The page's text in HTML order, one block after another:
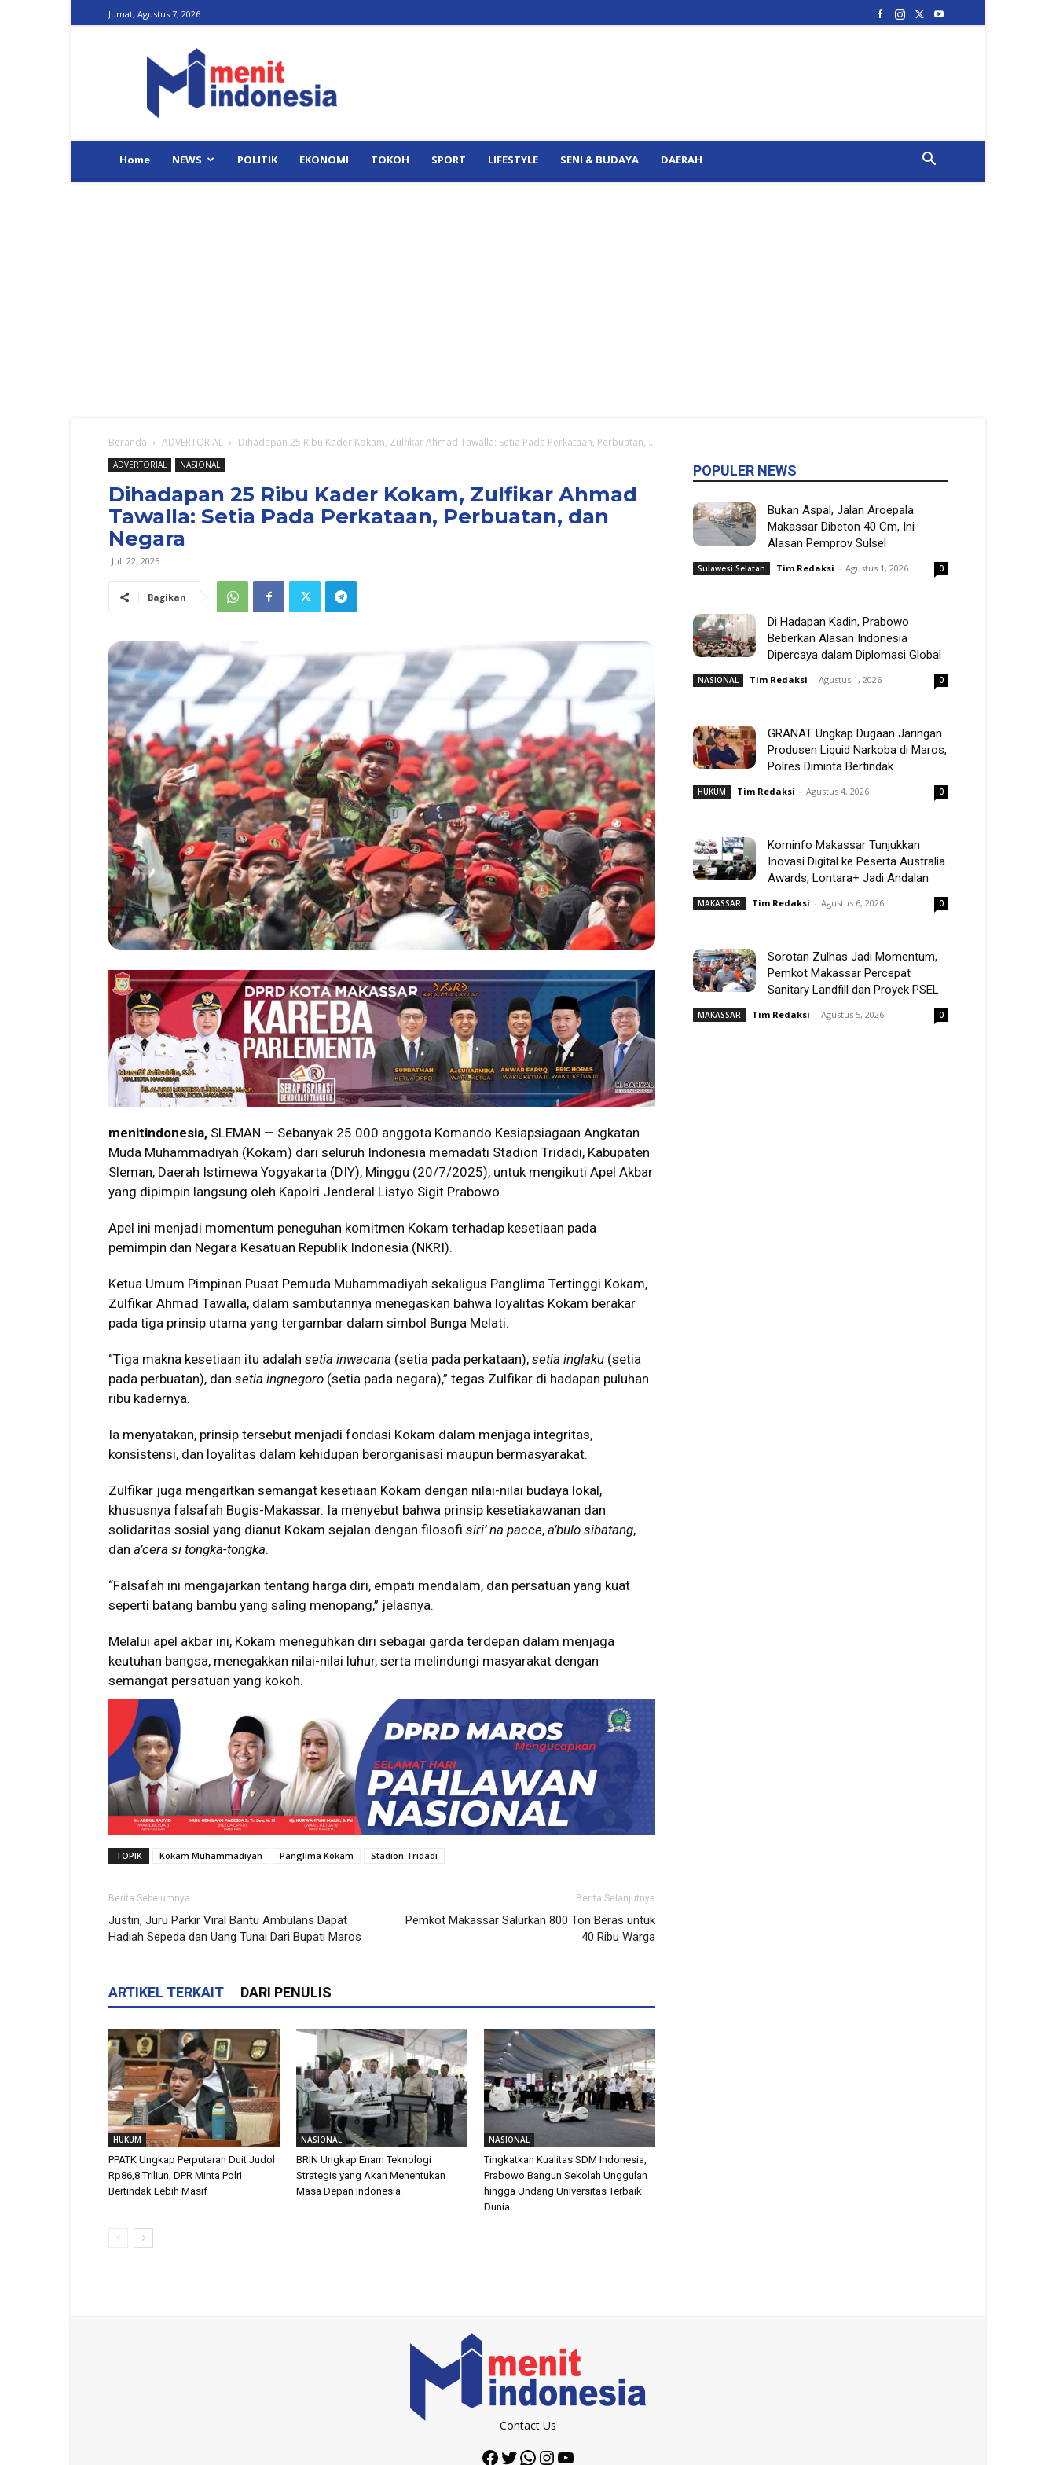
Jumat, Agustus 7, 2026
Indonesia
Home NEWS POLITIK EKONOMI TOKOH SPORT LIFESTYLE SENI & BUDAYA DAERAH
Beranda ADVERTORIAL Dihadapan 25 Ribu Kader Kokam, Zulfikar Ahmad Tawalla: Setia Pada Perkataan, Perbuatan,...
ADVERTORIAL NASIONAL
Dihadapan 25 Ribu Kader Kokam, Zulfikar Ahmad
Tawalla: Setia Pada Perkataan, Perbuatan, dan
Negara
Juli 22, 2025
Bagikan
menitindonesia, SLEMAN — Sebanyak 25.000 anggota Komando Kesiapsiagaan Angkatan
Muda Muhammadiyah (Kokam) dari seluruh Indonesia memadati Stadion Tridadi, Kabupaten
Sleman, Daerah Istimewa Yogyakarta (DIY), Minggu (20/7/2025), untuk mengikuti Apel Akbar
yang dipimpin langsung oleh Kapolri Jenderal Listyo Sigit Prabowo.
Apel ini menjadi momentum peneguhan komitmen Kokam terhadap kesetiaan pada
pemimpin dan Negara Kesatuan Republik Indonesia (NKRI).
Ketua Umum Pimpinan Pusat Pemuda Muhammadiyah sekaligus Panglima Tertinggi Kokam,
Zulfikar Ahmad Tawalla, dalam sambutannya menegaskan bahwa loyalitas Kokam berakar
pada tiga prinsip utama yang tergambar dalam simbol Bunga Melati.
“Tiga makna kesetiaan itu adalah setia inwacana (setia pada perkataan), setia inglaku (setia
pada perbuatan), dan setia ingnegoro (setia pada negara),” tegas Zulfikar di hadapan puluhan
ribu kadernya.
Ia menyatakan, prinsip tersebut menjadi fondasi Kokam dalam menjaga integritas,
konsistensi, dan loyalitas dalam kehidupan berorganisasi maupun bermasyarakat.
Zulfikar juga mengaitkan semangat kesetiaan Kokam dengan nilai-nilai budaya lokal,
khususnya falsafah Bugis-Makassar. Ia menyebut bahwa prinsip kesetiakawanan dan
solidaritas sosial yang dianut Kokam sejalan dengan filosofi siri’ na pacce, a’bulo sibatang,
dan a’cera si tongka-tongka.
“Falsafah ini mengajarkan tentang harga diri, empati mendalam, dan persatuan yang kuat
seperti batang bambu yang saling menopang,” jelasnya.
Melalui apel akbar ini, Kokam meneguhkan diri sebagai garda terdepan dalam menjaga
keutuhan bangsa, menegakkan nilai-nilai luhur, serta melindungi masyarakat dengan
semangat persatuan yang kokoh.
TOPIK Kokam Muhammadiyah Panglima Kokam Stadion Tridadi
Berita Sebelumnya
Justin, Juru Parkir Viral Bantu Ambulans Dapat
Hadiah Sepeda dan Uang Tunai Dari Bupati Maros
Berita Selanjutnya
Pemkot Makassar Salurkan 800 Ton Beras untuk
40 Ribu Warga
ARTIKEL TERKAIT DARI PENULIS
HUKUM
PPATK Ungkap Perputaran Duit Judol
Rp86,8 Triliun, DPR Minta Polri
Bertindak Lebih Masif
NASIONAL
BRIN Ungkap Enam Teknologi
Strategis yang Akan Menentukan
Masa Depan Indonesia
NASIONAL
Tingkatkan Kualitas SDM Indonesia,
Prabowo Bangun Sekolah Unggulan
hingga Undang Universitas Terbaik
Dunia
POPULER NEWS
Bukan Aspal, Jalan Aroepala
Makassar Dibeton 40 Cm, Ini
Alasan Pemprov Sulsel
Sulawesi Selatan Tim Redaksi - Agustus 1, 2026 0
Di Hadapan Kadin, Prabowo
Beberkan Alasan Indonesia
Dipercaya dalam Diplomasi Global
NASIONAL Tim Redaksi - Agustus 1, 2026 0
GRANAT Ungkap Dugaan Jaringan
Produsen Liquid Narkoba di Maros,
Polres Diminta Bertindak
HUKUM Tim Redaksi - Agustus 4, 2026 0
Kominfo Makassar Tunjukkan
Inovasi Digital ke Peserta Australia
Awards, Lontara+ Jadi Andalan
MAKASSAR Tim Redaksi - Agustus 6, 2026 0
Sorotan Zulhas Jadi Momentum,
Pemkot Makassar Percepat
Sanitary Landfill dan Proyek PSEL
MAKASSAR Tim Redaksi - Agustus 5, 2026 0
Contact Us
Facebook
Twitter
WhatsApp
Instagram
YouTube